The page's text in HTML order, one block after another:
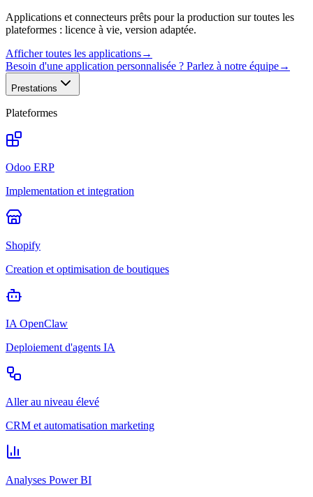
Applications et connecteurs prêts pour la production sur toutes les
plateformes : licence à vie, version adaptée.
Afficher toutes les applications→
Besoin d'une application personnalisée ? Parlez à notre équipe→
Prestations
Plateformes
Odoo ERP
Implementation et integration
Shopify
Creation et optimisation de boutiques
IA OpenClaw
Deploiement d'agents IA
Aller au niveau élevé
CRM et automatisation marketing
Analyses Power BI